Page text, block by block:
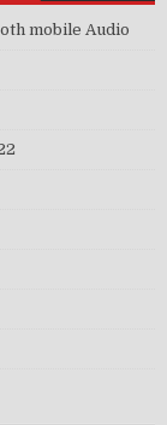
mobile Audio